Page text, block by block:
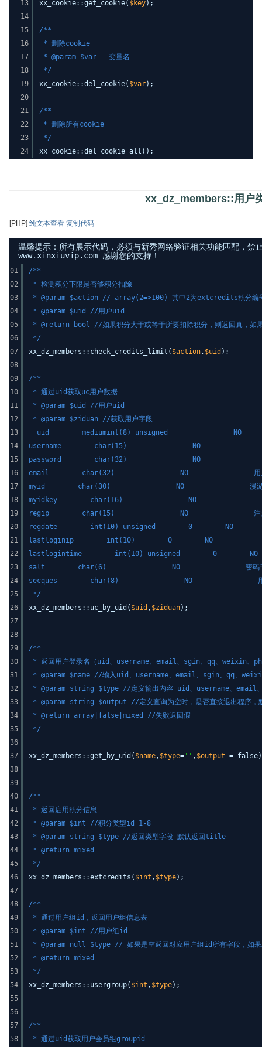
13
14
15
16
17
18
19
20
21
22
23
24
xx_cookie::get_cookie( $key);
/**
* 删除cookie
* @param $var - 变量名
*/
xx_cookie::del_cookie( $var);
/**
* 删除所有cookie
*/
xx_cookie::del_cookie_all();
xx_dz_members::用户
[PHP] 纯文本查看 复制代码
温馨提示：所有展示代码，必须与新秀网络验证相关功能匹配，禁
www.xinxiuvip.com 感谢您的支持！
01
02
03
04
05
06
07
08
09
10
11
12
13
14
15
16
17
18
19
20
21
22
23
24
25
26
27
28
29
30
31
32
33
34
35
36
37
38
39
40
41
42
43
44
45
46
47
48
49
50
51
52
53
54
55
56
57
58
/**
* 检测积分下限是否够积分扣除
* @param $action // array(2=>100) 其中2为extcredits积分编号
* @param $uid //用户uid
* @return bool //如果积分大于或等于所要扣除积分，则返回真，如
*/
xx_dz_members::check_credits_limit( $action, $uid );
/**
* 通过uid获取uc用户数据
* @param $uid //用户uid
* @param $ziduan //获取用户字段
uid mediumint(8) unsigned
username char(15) NO 用
password char(32) NO 密
email char(32) NO 用户
myid char(30) NO 漫游
myidkey char(16) NO 漫
regip char(15) NO 注册
regdate int(10) unsigned 0 NO
lastloginip int(10) 0 NO 上次登陆的
lastlogintime int(10) unsigned 0
salt char(6) NO 密码干扰串，用来和密码
secques char(8) NO 用户的安
*/
xx_dz_members::uc_by_uid( $uid , $ziduan);
/**
* 返回用户登录名（uid、username、email、sgin、qq、weixin、
* @param $name //输入uid、username、email、sgin、qq、
* @param string $type //定义输出内容 uid、username、email
* @param string $output //定义查询为空时，是否直接退出程序，
* @return array|false|mixed //失败返回假
*/
xx_dz_members::get_by_uid( $name, $type= '' , $output =
/**
* 返回启用积分信息
* @param $int //积分类型id 1-8
* @param string $type //返回类型字段 默认返回title
* @return mixed
*/
xx_dz_members::extcredits( $int , $type);
/**
* 通过用户组id，返回用户组信息表
* @param $int //用户组id
* @param null $type // 如果是空返回对应用户组id所有字段，如果
* @return mixed
*/
xx_dz_members::usergroup( $int , $type);
/**
* 通过uid获取用户会员组groupid